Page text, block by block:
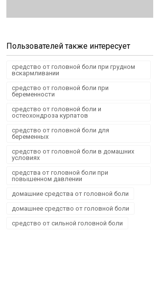
Пользователей также интересует
средство от головной боли при грудном
вскармливании
средство от головной боли при
беременности
средство от головной боли и
остеохондроза курпатов
средство от головной боли для
беременных
средство от головной боли в домашних
условиях
средства от головной боли при
повышенном давлении
домашние средства от головной боли
домашнее средство от головной боли
средство от сильной головной боли